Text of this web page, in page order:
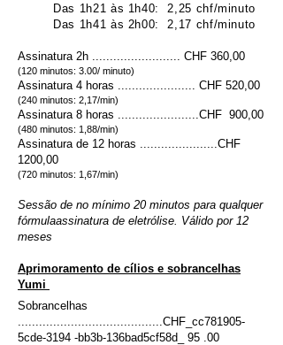
Das 1h21 às 1h40: 2,25 chf/minuto
Das 1h41 às 2h00: 2,17 chf/minuto
Assinatura 2h ......................... CHF 360,00
(120 minutos: 3.00/ minuto)
Assinatura 4 horas ...................... CHF 520,00
(240 minutos: 2,17/min)
Assinatura 8 horas .......................CHF 900,00
(480 minutos: 1,88/min)
Assinatura de 12 horas ......................CHF
1200,00
(720 minutos: 1,67/min)
Sessão de no mínimo 20 minutos para qualquer
fórmulaassinatura de eletrólise. Válido por 12
meses
Aprimoramento de cílios e sobrancelhas
Yumi
Sobrancelhas
.........................................CHF_cc781905-
5cde-3194 -bb3b-136bad5cf58d_ 95 .00